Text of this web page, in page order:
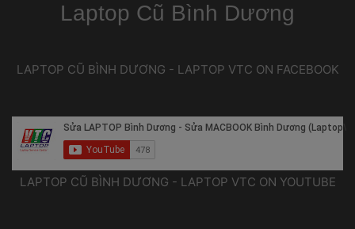
Laptop Cũ Bình Dương
LAPTOP CŨ BÌNH DƯƠNG - LAPTOP VTC ON FACEBOOK
LAPTOP CŨ BÌNH DƯƠNG - LAPTOP VTC ON YOUTUBE